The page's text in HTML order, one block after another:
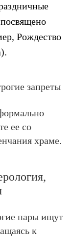
Рождество
ее со
храме.
пары ищут
к